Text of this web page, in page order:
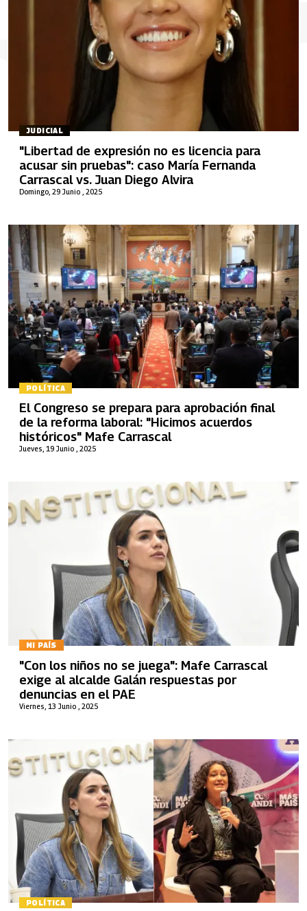
JUDICIAL
Domingo, 29 Junio , 2025
"Libertad de expresión no es licencia para
acusar sin pruebas": caso María Fernanda
Carrascal vs. Juan Diego Alvira
POLÍTICA
Jueves, 19 Junio , 2025
El Congreso se prepara para aprobación final
de la reforma laboral: "Hicimos acuerdos
históricos" Mafe Carrascal
MI PAÍS
Viernes, 13 Junio , 2025
"Con los niños no se juega": Mafe Carrascal
exige al alcalde Galán respuestas por
denuncias en el PAE
POLÍTICA